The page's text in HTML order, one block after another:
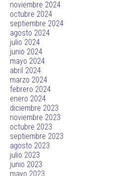
noviembre 2024
octubre 2024
septiembre 2024
agosto 2024
julio 2024
junio 2024
mayo 2024
abril 2024
marzo 2024
febrero 2024
enero 2024
diciembre 2023
noviembre 2023
octubre 2023
septiembre 2023
agosto 2023
julio 2023
junio 2023
mayo 2023